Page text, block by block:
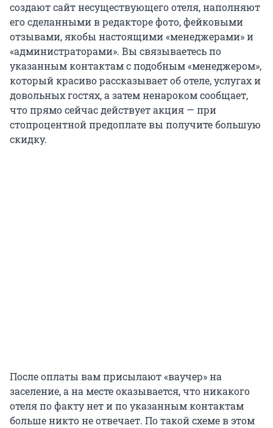
создают сайт несуществующего отеля, наполняют
его сделанными в редакторе фото, фейковыми
отзывами, якобы настоящими «менеджерами» и
«администраторами». Вы связываетесь по
указанным контактам с подобным «менеджером»,
который красиво рассказывает об отеле, услугах и
довольных гостях, а затем ненароком сообщает,
что прямо сейчас действует акция — при
стопроцентной предоплате вы получите большую
скидку.
После оплаты вам присылают «ваучер» на
заселение, а на месте оказывается, что никакого
отеля по факту нет и по указанным контактам
больше никто не отвечает. По такой схеме в этом